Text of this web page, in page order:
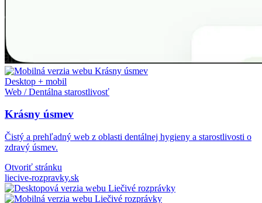
Desktop + mobil
Web / Dentálna starostlivosť
Krásny úsmev
Čistý a prehľadný web z oblasti dentálnej hygieny a starostlivosti o
zdravý úsmev.
Otvoriť stránku
liecive-rozpravky.sk